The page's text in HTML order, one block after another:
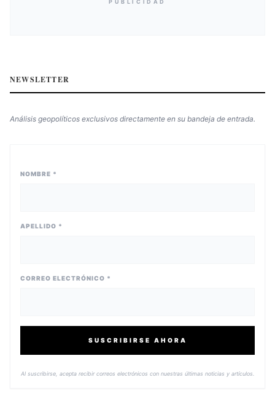
PUBLICIDAD
NEWSLETTER
Análisis geopolíticos exclusivos directamente en su bandeja de entrada.
NOMBRE *
APELLIDO *
CORREO ELECTRÓNICO *
SUSCRIBIRSE AHORA
Al suscribirse, acepta recibir correos electrónicos con nuestras últimas noticias y artículos.